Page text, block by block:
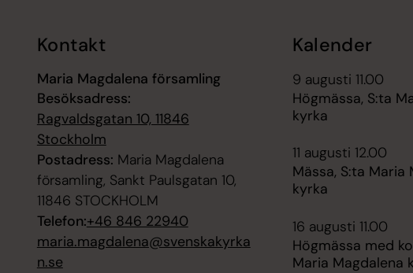
Kontakt
Maria Magdalena församling
Besöksadress:
Ragvaldsgatan 10, 11846
Stockholm
Postadress: Maria Magdalena
församling, Sankt Paulsgatan 10,
11846 STOCKHOLM
Telefon:+46 846 22940
maria.magdalena@svenskakyrka
n.se
Kalender
9 augusti 11.00
Högmässa, S:ta
kyrka
11 augusti 12.00
Mässa, S:ta Maria
kyrka
16 augusti 11.00
Högmässa med
Maria Magdalena